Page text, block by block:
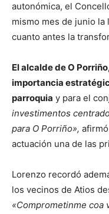
autonómica, el
mismo mes de junio
cuanto antes la
El alcalde de O
importancia
parroquia y para el
investimentos
para O Porriño»,
actuación una de las
Lorenzo recordó
los vecinos de Atios
«Comprometinme coa